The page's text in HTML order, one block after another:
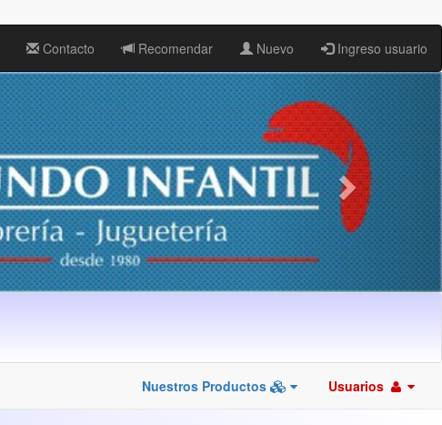
Contacto Recomendar Nuevo Ingreso usuario
Nuestros Productos Usuarios